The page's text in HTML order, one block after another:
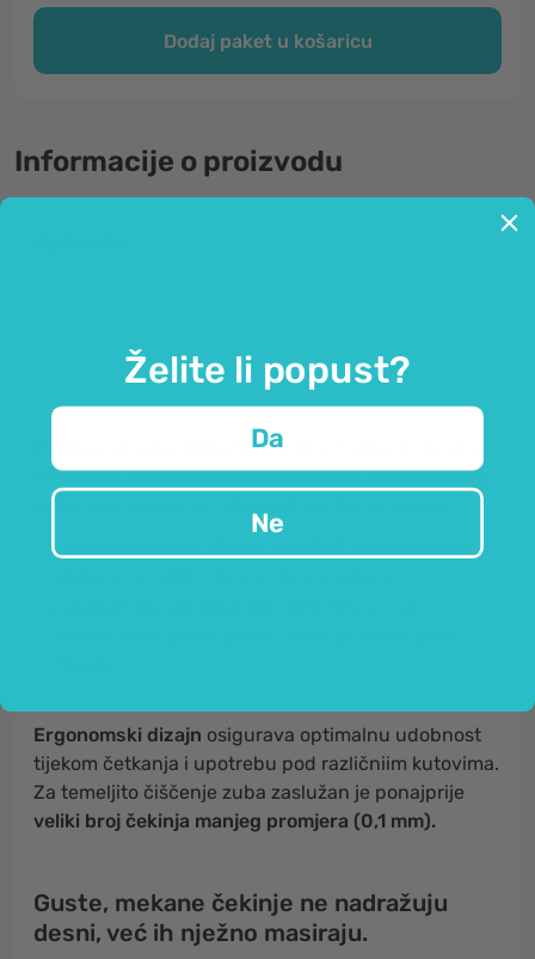
Dodaj paket u košaricu
Informacije o proizvodu
pojedinačnih vlakana za izuzetno nježno
čišćenje.
Četkica za zube Ultra Softrobne marke Dr Scott s
mekanim, gustim čekinjamanježno itemeljito čisti
zube.
unikatne čekinje UltraX sa 6580 pojedinačnih
Ergonomski dizajn osigurava optimalnu udobnost
tijekom četkanja i upotrebu pod različniim kutovima.
Za temeljito čiščenje zuba zaslužan je ponajprije
veliki broj čekinja manjeg promjera (0,1 mm).
Guste, mekane čekinje ne nadražuju
desni, već ih nježno masiraju.
Želite li popust?
Da
Ne